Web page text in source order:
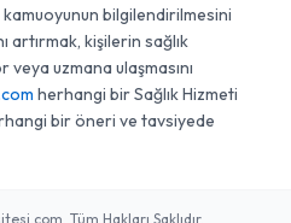
kamuoyunun bilgilendirilmesini
artırmak, kişilerin sağlık
uzmana ulaşmasını
herhangi bir Sağlık Hizmeti
bir öneri ve tavsiyede
Tüm Hakları Saklıdır.